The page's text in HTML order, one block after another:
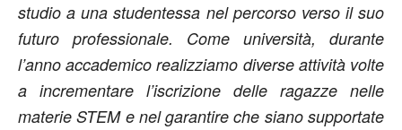
studio a una studentessa nel percorso verso il suo
futuro professionale. Come università, durante
l’anno accademico realizziamo diverse attività volte
a incrementare l’iscrizione delle ragazze nelle
materie STEM e nel garantire che siano supportate